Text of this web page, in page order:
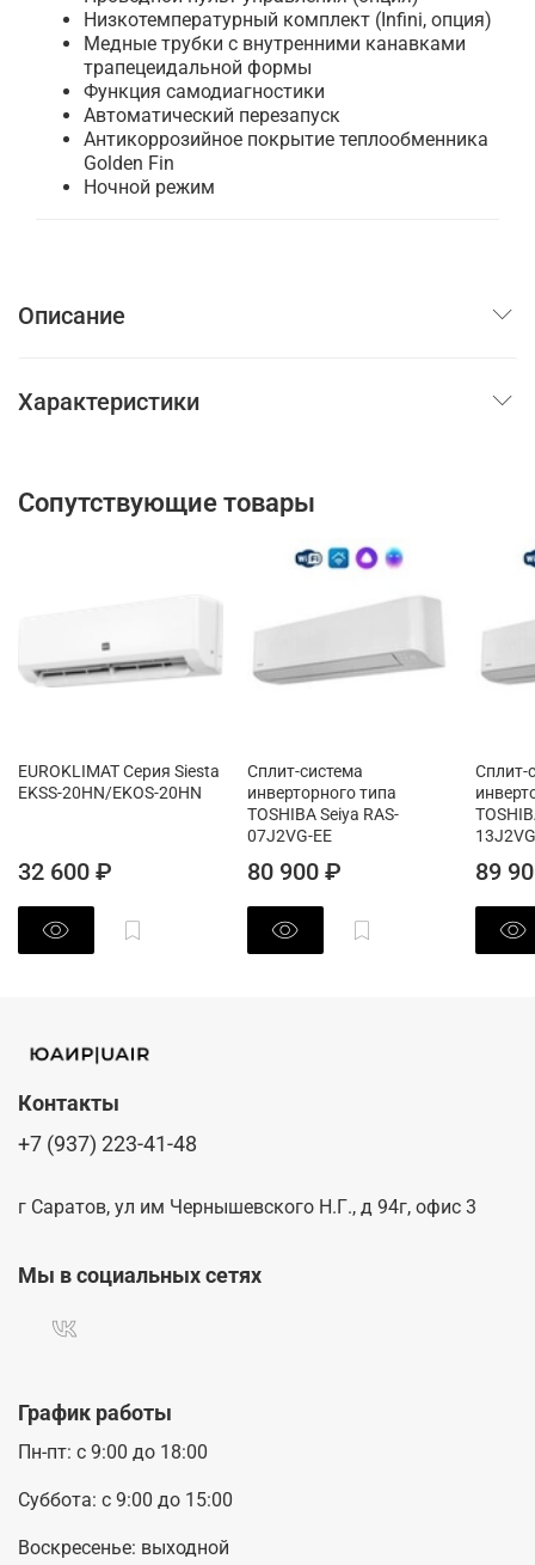
Низкотемпературный комплект (Infini, опция)
Медные трубки с внутренними канавками
трапецеидальной формы
Функция самодиагностики
Автоматический перезапуск
Антикоррозийное покрытие теплообменника
Golden Fin
Ночной режим
Описание
Характеристики
Сопутствующие товары
EUROKLIMAT Серия Siesta
EKSS-20HN/EKOS-20HN
32 600 ₽
Сплит-система
инверторного типа
TOSHIBA Seiya RAS-
07J2VG-EE
80 900 ₽
Сплит-
89
График работы
Пн-пт: с 9:00 до 18:00
Суббота: с 9:00 до 15:00
Воскресенье: выходной
Контакты
+7 (937) 223-41-48
г Саратов, ул им Чернышевского Н.Г., д 94г, офис 3
Мы в социальных сетях